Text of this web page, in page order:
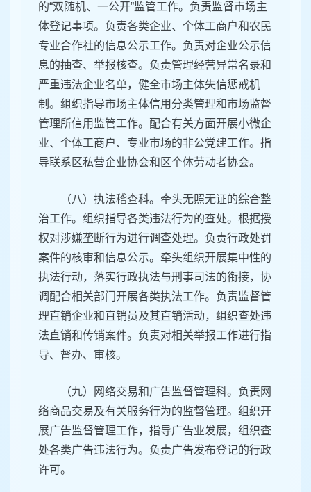
的“双随机、一公开”监管工作。负责监督市场主
体登记事项。负责各类企业、个体工商户和农民
专业合作社的信息公示工作。负责对企业公示信
息的抽查、举报核查。负责管理经营异常名录和
严重违法企业名单，健全市场主体失信惩戒机
制。组织指导市场主体信用分类管理和市场监督
管理所信用监管工作。配合有关方面开展小微企
业、个体工商户、专业市场的非公党建工作。指
导联系区私营企业协会和区个体劳动者协会。
（八）执法稽查科。牵头无照无证的综合整
治工作。组织指导各类违法行为的查处。根据授
权对涉嫌垄断行为进行调查处理。负责行政处罚
案件的核审和信息公示。牵头组织开展集中性的
执法行动，落实行政执法与刑事司法的衔接，协
调配合相关部门开展各类执法工作。负责监督管
理直销企业和直销员及其直销活动，组织查处违
法直销和传销案件。负责对相关举报工作进行指
导、督办、审核。
（九）网络交易和广告监督管理科。负责网
络商品交易及有关服务行为的监督管理。组织开
展广告监督管理工作，指导广告业发展，组织查
处各类广告违法行为。负责广告发布登记的行政
许可。